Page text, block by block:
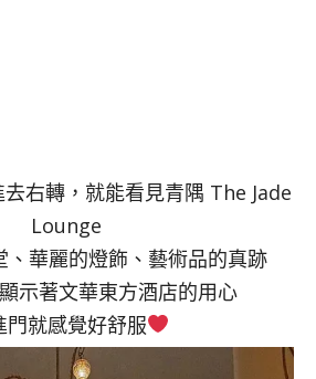
右轉，就能看見青隅 The Jade
Lounge
、華麗的燈飾、藝術品的真跡
示著文華東方酒店的用心
門就感覺好舒服